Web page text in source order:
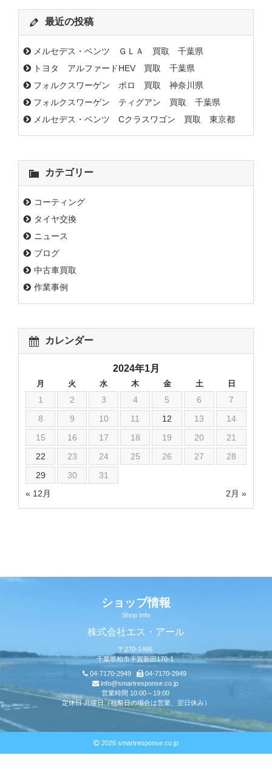
最近の投稿
メルセデス・ベンツ ＧＬＡ 買取 千葉県
トヨタ アルファードHEV 買取 千葉県
フォルクスワーゲン ポロ 買取 神奈川県
フォルクスワーゲン ティグアン 買取 千葉県
メルセデス・ベンツ Cクラスワゴン 買取 東京都
カテゴリー
コーティング
タイヤ交換
ニュース
ブログ
中古車買取
作業事例
カレンダー
2024年1月
月 火 水 木 金 土 日
« 12月 2月 »
1 2 3 4 5 6
7
8
9 10 11 12 13
14
15
16 17 18 19 20
21
22
23 24 25 26 27
28
29
30 31
ショップ情報
Shop Info
株式会社エス・アール
〒270-1466
千葉県柏市手賀新田170-1
04-7170-2949
04-7170-2949
info@smartresponse.co.jp
営業時間 10:00～19:00
定休日 月曜日（祝祭日の場合は営業、翌日休み）
2026 smartresponse.co.jp